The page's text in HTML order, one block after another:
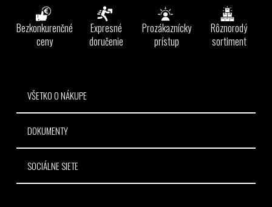
Bezkonkurenčné
ceny
Expresné
doručenie
Prozákaznícky
prístup
Rôznorodý
sortiment
VŠETKO O NÁKUPE
DOKUMENTY
SOCIÁLNE SIETE